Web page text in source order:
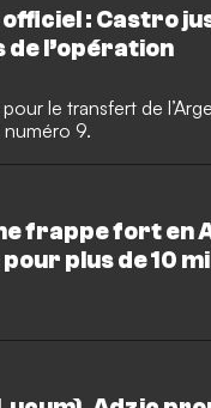
officiel : Castro
de l’opération
pour le transfert de
9.
frappe fort en
plus de 10